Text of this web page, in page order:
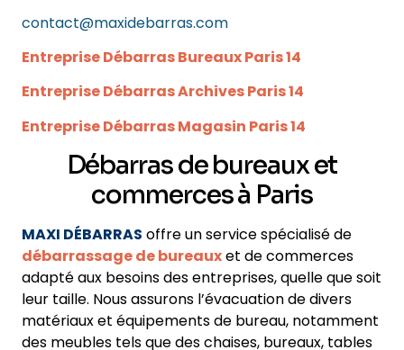
contact@maxidebarras.com
Entreprise Débarras Bureaux Paris 14
Entreprise Débarras Archives Paris 14
Entreprise Débarras Magasin Paris 14
Débarras de bureaux et
commerces à Paris
MAXI DÉBARRAS offre un service spécialisé de
débarrassage de bureauxet de commerces
adapté aux besoins des entreprises, quelle que soit
leur taille. Nous assurons l’évacuation de divers
matériaux et équipements de bureau, notamment
des meubles tels que des chaises, bureaux, tables